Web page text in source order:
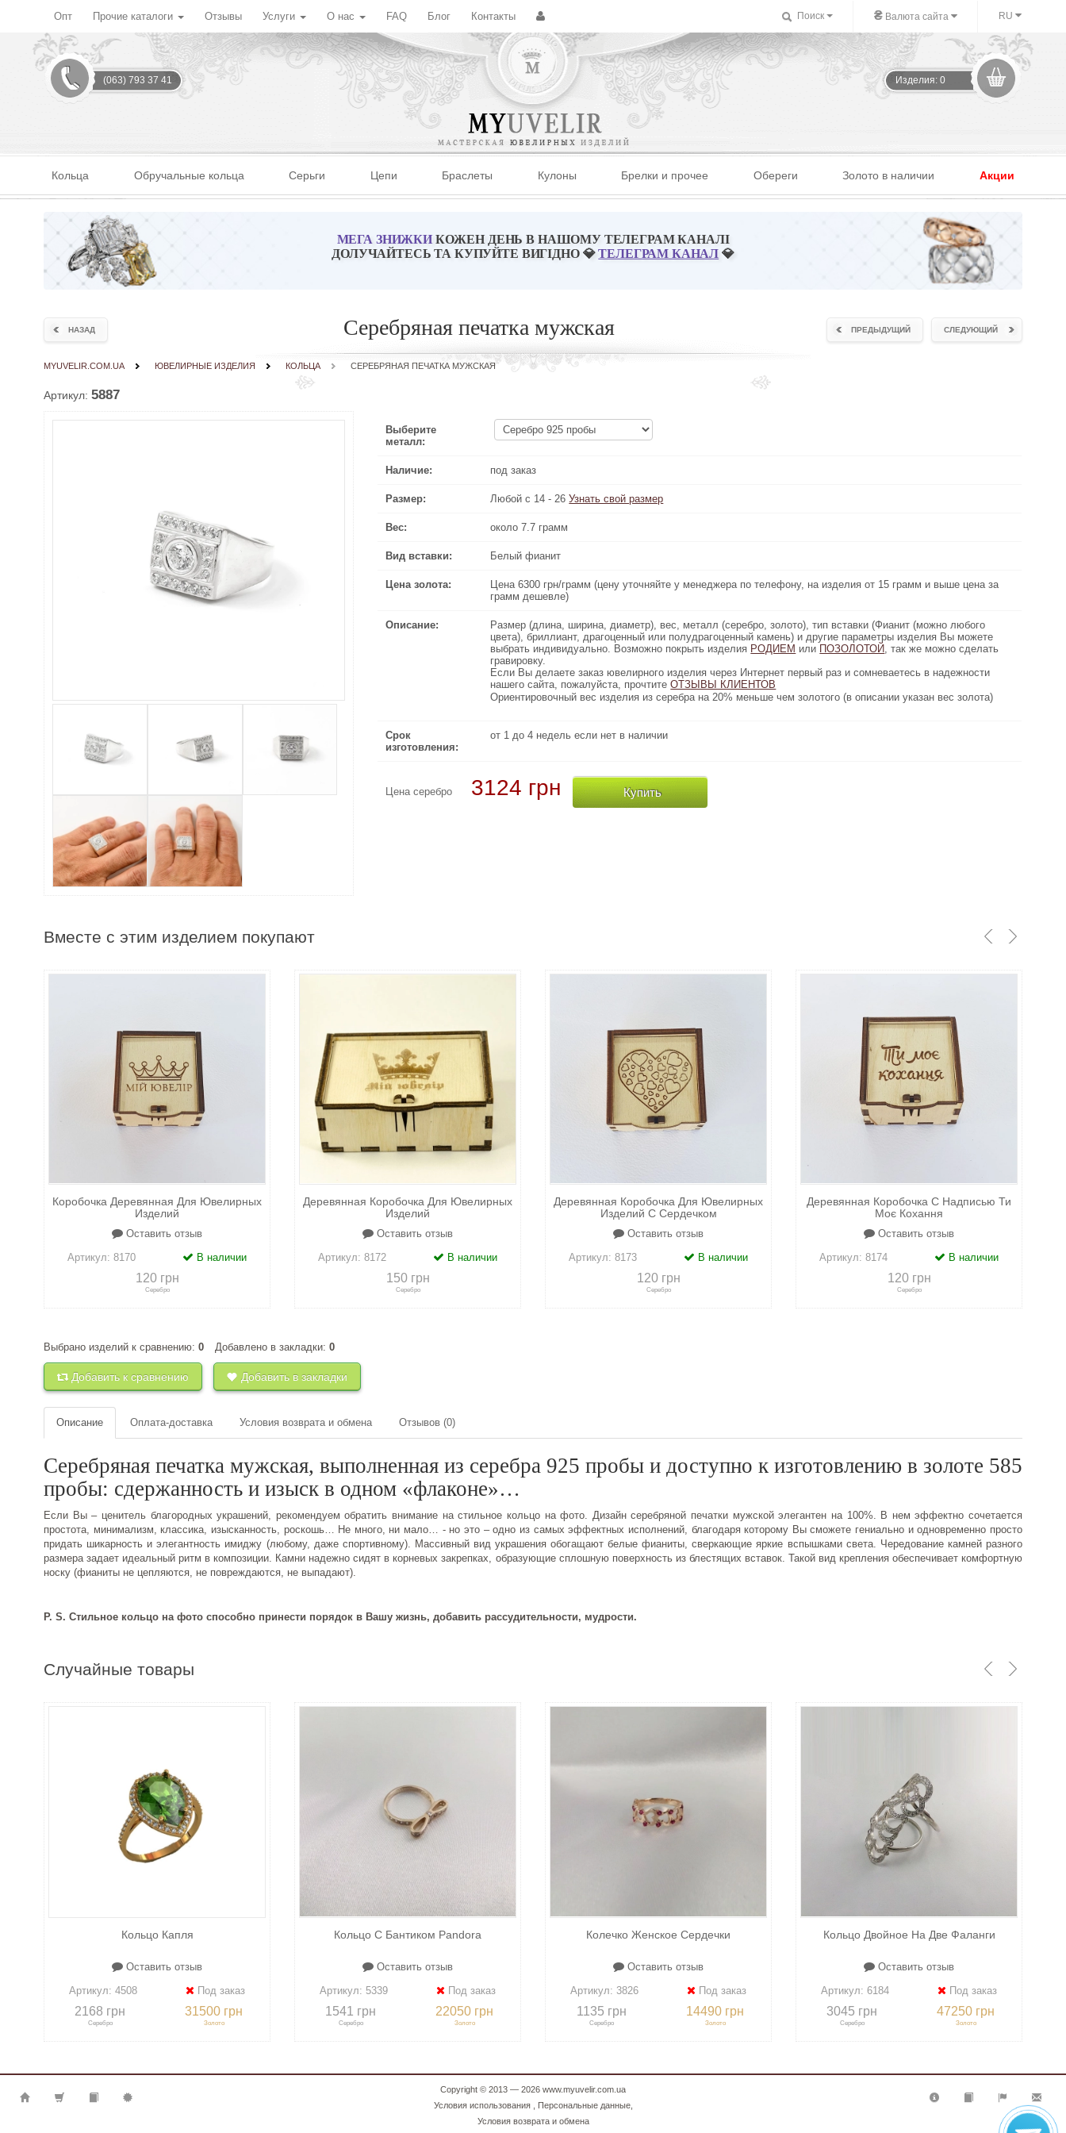
Опт Прочие каталоги Отзывы Услуги О нас FAQ Блог Контакты Поиск ₴ Валюта сайта RU
(063) 793 37 41 Изделия: 0
Кольца Обручальные кольца Серьги Цепи Браслеты Кулоны Брелки и прочее Обереги Золото в наличии Акции
МЕГА ЗНИЖКИКОЖЕН ДЕНЬ В НАШОМУ ТЕЛЕГРАМ КАНАЛІ
ДОЛУЧАЙТЕСЬ ТА КУПУЙТЕ ВИГІДНО 💎ТЕЛЕГРАМ КАНАЛ 💎
НАЗАД СЛЕДУЮЩИЙ
ПРЕДЫДУЩИЙ
Серебряная печатка мужская
MYUVELIR.COM.UA ЮВЕЛИРНЫЕ ИЗДЕЛИЯ КОЛЬЦА СЕРЕБРЯНАЯ ПЕЧАТКА МУЖСКАЯ
Артикул: 5887
Выберите
металл:
Наличие: под заказ
Размер: Любой с 14 - 26Узнать свой размер
Вес: около 7.7 грамм
Вид вставки: Белый фианит
Цена золота:
Цена 6300 грн/грамм (цену уточняйте у менеджера по телефону, на изделия от 15 грамм и выше цена за
грамм дешевле)
Описание:
Размер (длина, ширина, диаметр), вес, металл (серебро, золото), тип вставки (Фианит (можно любого
цвета), бриллиант, драгоценный или полудрагоценный камень) и другие параметры изделия Вы можете
выбрать индивидуально. Возможно покрыть изделия РОДИЕМ или ПОЗОЛОТОЙ, так же можно сделать
гравировку.
Если Вы делаете заказ ювелирного изделия через Интернет первый раз и сомневаетесь в надежности
нашего сайта, пожалуйста, прочтитеОТЗЫВЫ КЛИЕНТОВ
Ориентировочный вес изделия из серебра на 20% меньше чем золотого (в описании указан вес золота)
Срок
изготовления:
от 1 до 4 недель если нет в наличии
Цена серебро 3124 грн Купить
Цена золота:
Цена 6300 грн/грамм (цену уточняйте у менеджера по телефону, на изделия от 15 грамм и выше цена за
Описание:
Размер (длина, ширина, диаметр), вес, металл (серебро, золото), тип вставки (Фианит (можно любого
цвета), бриллиант, драгоценный или полудрагоценный камень) и другие параметры изделия Вы можете
выбрать индивидуально. Возможно покрыть изделия
РОДИЕМ
или
ПОЗОЛОТОЙ
, так же можно сделать
Если Вы делаете заказ ювелирного изделия через Интернет первый раз и сомневаетесь в надежности
нашего сайта, пожалуйста, прочтите
ОТЗЫВЫ КЛИЕНТОВ
Ориентировочный вес изделия из серебра на 20% меньше чем золотого (в описании указан вес золота)
Вместе с этим изделием покупают
Коробочка Деревянная Для Ювелирных
Изделий
Оставить отзыв
Артикул:8170 В наличии
120 грн
Серебро
+к сравнению +в закладки
Деревянная Коробочка Для Ювелирных
Изделий
Оставить отзыв
Артикул:8172 В наличии
150 грн
Серебро
Деревянная Коробочка Для Ювелирных
Изделий С Сердечком
Оставить отзыв
Артикул:8173 В наличии
120 грн
Серебро
Деревянная Коробочка С Надписью Ти
Моє Кохання
Оставить отзыв
Артикул:8174 В наличии
120 грн
Серебро
Выбрано изделий к сравнению: 0 Добавлено в закладки: 0
Добавить к сравнению Добавить в закладки
Описание Оплата-доставка Условия возврата и обмена Отзывов (0)
Серебряная печатка мужская, выполненная из серебра 925 пробы и доступно к изготовлению в золоте 585
пробы: сдержанность и изыск в одном «флаконе»…
Если Вы – ценитель благородных украшений, рекомендуем обратить внимание на стильное кольцо на фото. Дизайн серебряной печатки мужской элегантен на 100%. В нем эффектно сочетается
простота, минимализм, классика, изысканность, роскошь… Не много, ни мало… - но это – одно из самых эффектных исполнений, благодаря которому Вы сможете гениально и одновременно просто
придать шикарность и элегантность имиджу (любому, даже спортивному). Массивный вид украшения обогащают белые фианиты, сверкающие яркие вспышками света. Чередование камней разного
размера задает идеальный ритм в композиции. Камни надежно сидят в корневых закрепках, образующие сплошную поверхность из блестящих вставок. Такой вид крепления обеспечивает комфортную
носку (фианиты не цепляются, не повреждаются, не выпадают).
P. S. Стильное кольцо на фото способно принести порядок в Вашу жизнь, добавить рассудительности, мудрости.
Случайные товары
Кольцо Капля
Оставить отзыв
Артикул: 4508 Под заказ
2168 грн
Серебро
31500 грн
Золото
Кольцо С Бантиком Pandora
Оставить отзыв
Артикул: 5339 Под заказ
1541 грн
Серебро
22050 грн
Золото
Колечко Женское Сердечки
Оставить отзыв
Артикул: 3826 Под заказ
1135 грн
Серебро
14490 грн
Золото
Кольцо Двойное На Две Фаланги
Оставить отзыв
Артикул: 6184 Под заказ
3045 грн
Серебро
47250 грн
Золото
Copyright © 2013 — 2026 www.myuvelir.com.ua
Условия использования, Персональные данные,
Условия возврата и обмена